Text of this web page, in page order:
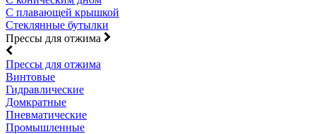
С плавающей крышкой
Стеклянные бутылки
Прессы для отжима
Прессы для отжима
Винтовые
Гидравлические
Домкратные
Пневматические
Промышленные